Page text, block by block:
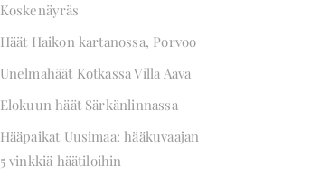
Koskenäyräs
Häät Haikon kartanossa, Porvoo
Unelmahäät Kotkassa Villa Aava
Elokuun häät Särkänlinnassa
Hääpaikat Uusimaa: hääkuvaajan
5 vinkkiä häätiloihin